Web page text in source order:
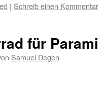
| Schreib einen Kommentar
für Parami
Samuel Degen